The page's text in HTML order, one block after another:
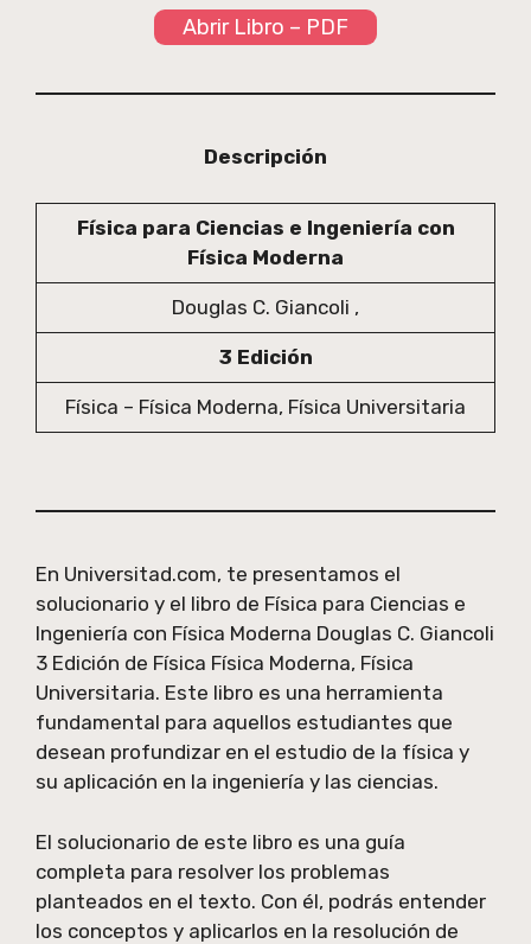
Abrir Libro – PDF
Descripción
Física para Ciencias e Ingeniería con
Física Moderna
Douglas C. Giancoli ,
3 Edición
Física – Física Moderna, Física Universitaria
En Universitad.com, te presentamos el
solucionario y el libro de Física para Ciencias e
Ingeniería con Física Moderna Douglas C. Giancoli
3 Edición de Física Física Moderna, Física
Universitaria. Este libro es una herramienta
fundamental para aquellos estudiantes que
desean profundizar en el estudio de la física y
su aplicación en la ingeniería y las ciencias.
El solucionario de este libro es una guía
completa para resolver los problemas
planteados en el texto. Con él, podrás entender
los conceptos y aplicarlos en la resolución de